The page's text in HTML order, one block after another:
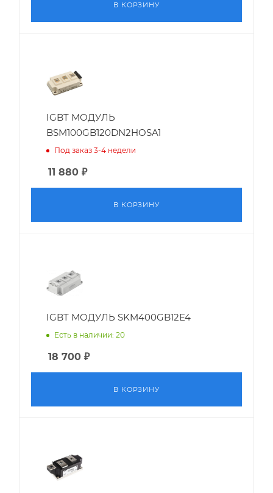
В КОРЗИНУ
IGBT МОДУЛЬ
BSM100GB120DN2HOSA1
Под заказ 3-4 недели
11 880 ₽
В КОРЗИНУ
IGBT МОДУЛЬ SKM400GB12E4
Есть в наличии: 20
18 700 ₽
В КОРЗИНУ